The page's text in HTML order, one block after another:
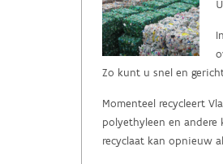
Zo kunt u snel en
Momenteel recycleert
polyethyleen en
recyclaat kan opnieuw